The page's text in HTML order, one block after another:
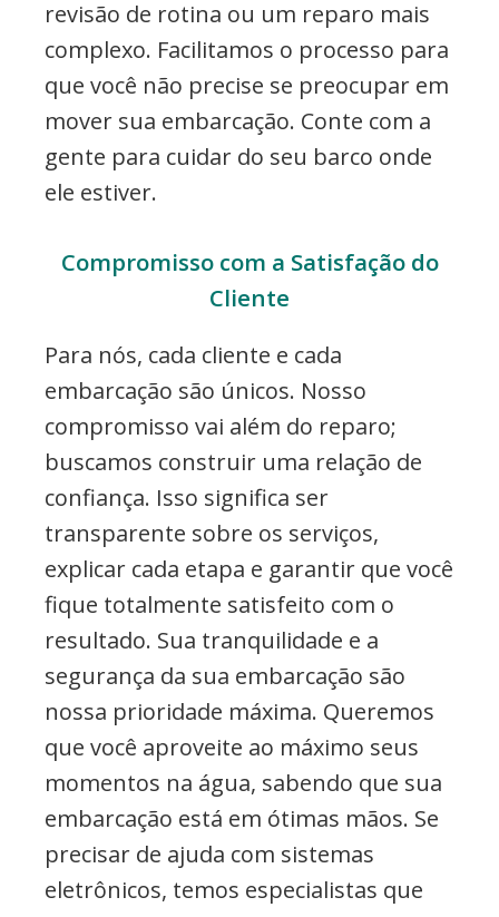
revisão de rotina ou um reparo mais
complexo. Facilitamos o processo para
que você não precise se preocupar em
mover sua embarcação. Conte com a
gente para cuidar do seu barco onde
ele estiver.
Compromisso com a Satisfação do
Cliente
Para nós, cada cliente e cada
embarcação são únicos. Nosso
compromisso vai além do reparo;
buscamos construir uma relação de
confiança. Isso significa ser
transparente sobre os serviços,
explicar cada etapa e garantir que você
fique totalmente satisfeito com o
resultado. Sua tranquilidade e a
segurança da sua embarcação são
nossa prioridade máxima. Queremos
que você aproveite ao máximo seus
momentos na água, sabendo que sua
embarcação está em ótimas mãos. Se
precisar de ajuda com sistemas
eletrônicos, temos especialistas que